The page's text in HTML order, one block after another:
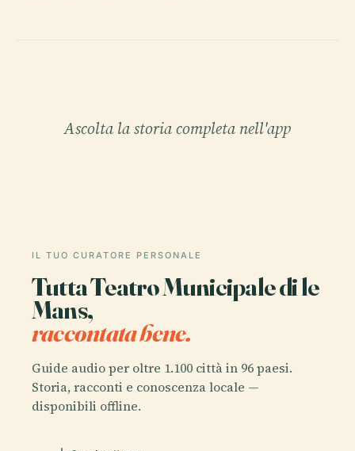
Ascolta la storia completa nell'app
IL TUO CURATORE PERSONALE
Tutta Teatro Municipale di le
Mans,
raccontata bene.
Guide audio per oltre 1.100 città in 96 paesi.
Storia, racconti e conoscenza locale —
disponibili offline.